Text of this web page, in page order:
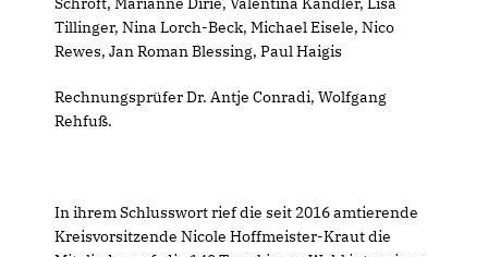
Tillinger, Nina Lorch-Beck, Michael Eisele, Nico
Rewes, Jan Roman Blessing, Paul Haigis
Rechnungsprüfer Dr. Antje Conradi, Wolfgang
Rehfuß.
In ihrem Schlusswort rief die seit 2016 amtierende
Kreisvorsitzende Nicole Hoffmeister-Kraut die